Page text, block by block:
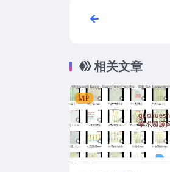
相关文章
VIP